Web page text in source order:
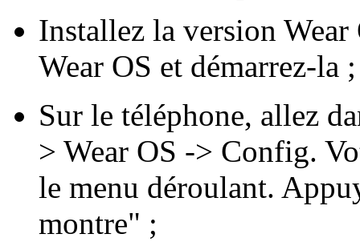
Installez la version
Wear OS et démarrez-la ;
Sur le téléphone, allez
> Wear OS -> Config.
le menu déroulant.
montre" ;